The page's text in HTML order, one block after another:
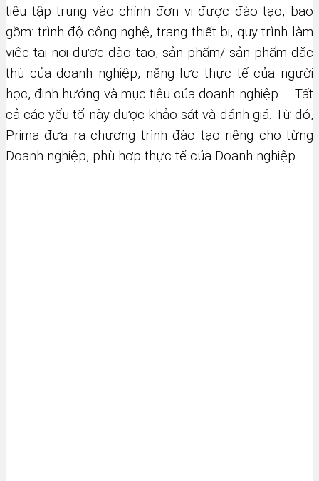
tiêu tập trung vào chính đơn vị được đào tạo, bao
gồm: trình độ công nghệ, trang thiết bị, quy trình làm
việc tại nơi được đào tạo, sản phẩm/ sản phẩm đặc
thù của doanh nghiệp, năng lực thực tế của người
học, định hướng và mục tiêu của doanh nghiệp … Tất
cả các yếu tố này được khảo sát và đánh giá. Từ đó,
Prima đưa ra chương trình đào tạo riêng cho từng
Doanh nghiệp, phù hợp thực tế của Doanh nghiệp.